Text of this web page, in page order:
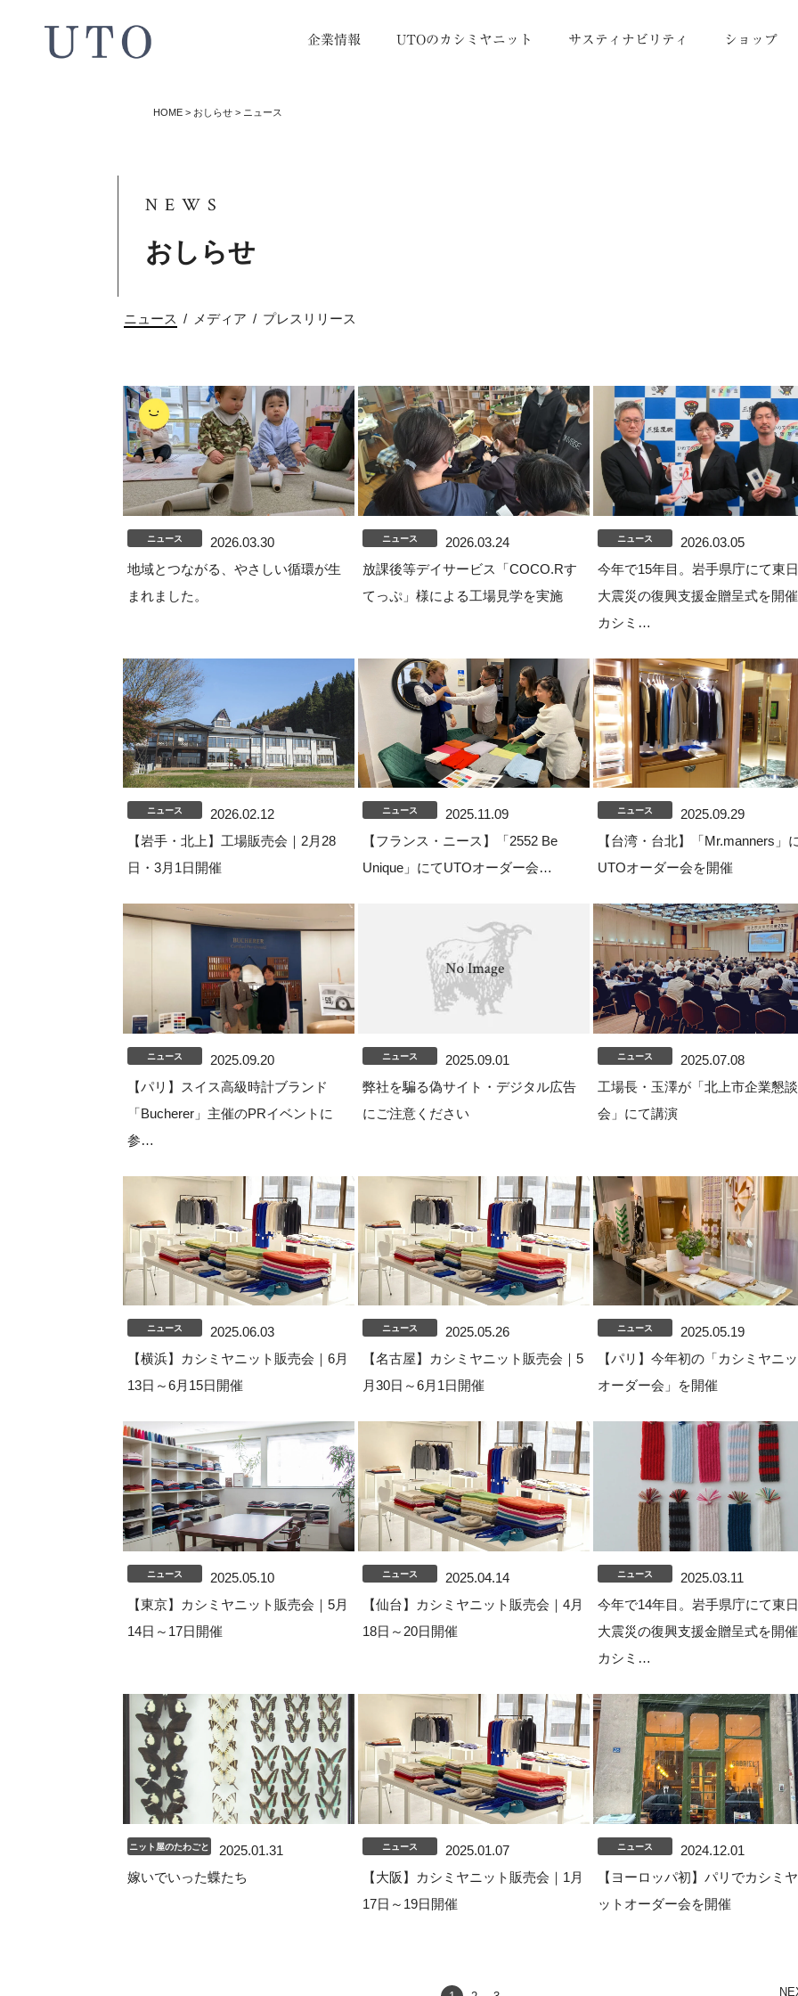
企業情報 UTOのカシミヤニット サスティナビリティ ショップ
HOME > おしらせ > ニュース
NEWS
おしらせ
ニュース / メディア / プレスリリース
ニュース
2026.03.30
地域とつながる、やさしい循環が生
まれました。
ニュース
2026.03.24
放課後等デイサービス「COCO.Rす
てっぷ」様による工場見学を実施
ニュース
2026.03.05
今年で15年目。岩手県庁にて東
大震災の復興支援金贈呈式を開
カシミ…
ニュース
2026.02.12
【岩手・北上】工場販売会｜2月28
日・3月1日開催
ニュース
2025.11.09
【フランス・ニース】「2552 Be
Unique」にてUTOオーダー会…
ニュース
2025.09.29
【台湾・台北】「Mr.manners」
UTOオーダー会を開催
ニュース
2025.09.20
【パリ】スイス高級時計ブランド
「Bucherer」主催のPRイベントに
参…
ニュース
2025.09.01
弊社を騙る偽サイト・デジタル広告
にご注意ください
ニュース
2025.07.08
工場長・玉澤が「北上市企業懇談
会」にて講演
ニュース
2025.06.03
【横浜】カシミヤニット販売会｜6月
13日～6月15日開催
ニュース
2025.05.26
【名古屋】カシミヤニット販売会｜5
月30日～6月1日開催
ニュース
2025.05.19
【パリ】今年初の「カシミヤニ
オーダー会」を開催
ニュース
2025.05.10
【東京】カシミヤニット販売会｜5月
14日～17日開催
ニュース
2025.04.14
【仙台】カシミヤニット販売会｜4月
18日～20日開催
ニュース
2025.03.11
今年で14年目。岩手県庁にて東
大震災の復興支援金贈呈式を開
カシミ…
ニット屋のたわごと
2025.01.31
嫁いでいった蝶たち
ニュース
2025.01.07
【大阪】カシミヤニット販売会｜1月
17日～19日開催
ニュース
2024.12.01
【ヨーロッパ初】パリでカシミ
ットオーダー会を開催